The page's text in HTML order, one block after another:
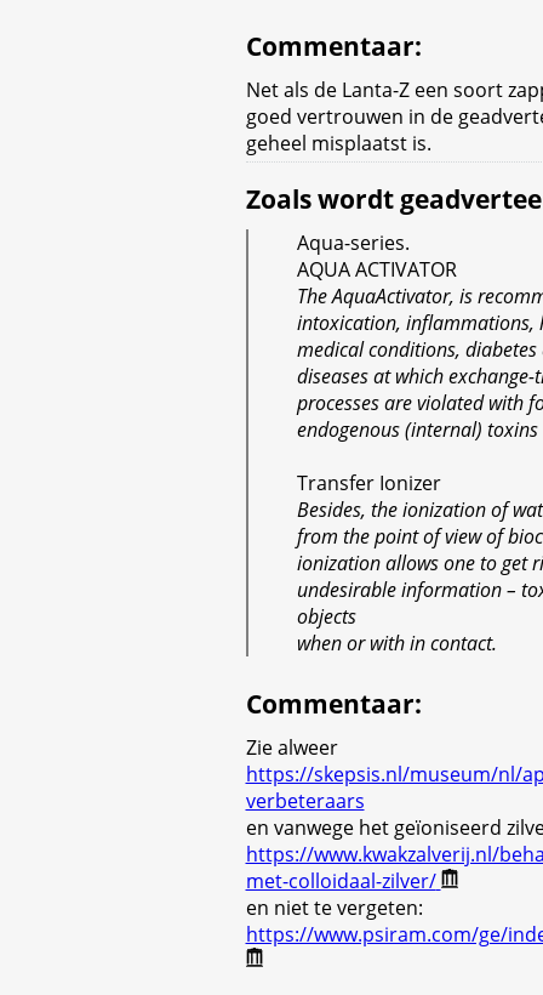
Commentaar:
Net als de Lanta-Z een soort
goed vertrouwen in de
geheel misplaatst is.
Zoals wordt
Aqua-series.
AQUA ACTIVATOR
The AquaActivator, is
intoxication, inflammations,
medical conditions,
diseases at which exchange-
processes are violated with
endogenous (internal) toxins
Transfer Ionizer
Besides, the ionization of
from the point of view of
ionization allows one to get
undesirable information –
objects
when or with in contact.
Commentaar:
Zie alweer
https://skepsis.nl/museum/nl/
verbeteraars
en vanwege het geïoniseerd
https://www.kwakzalverij.nl/
met-colloidaal-zilver/
en niet te vergeten:
https://www.psiram.com/ge/